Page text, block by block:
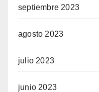
septiembre 2023
agosto 2023
julio 2023
junio 2023